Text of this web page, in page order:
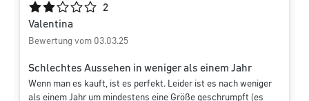
Durchschnittliche Bewertung von 2 von 5 Sternen
2
Valentina
Bewertung vom 03.03.25
Schlechtes Aussehen in weniger als einem Jahr
Wenn man es kauft, ist es perfekt. Leider ist es nach weniger
als einem Jahr um mindestens eine Größe geschrumpft (es